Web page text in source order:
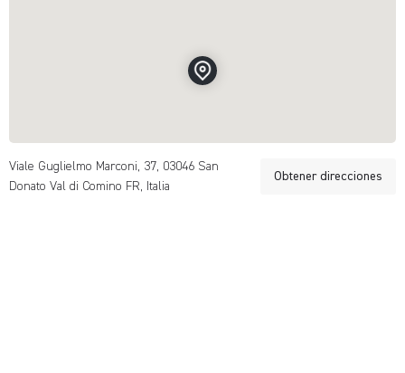
Viale Guglielmo Marconi, 37, 03046 San
Donato Val di Comino FR, Italia
Obtener direcciones